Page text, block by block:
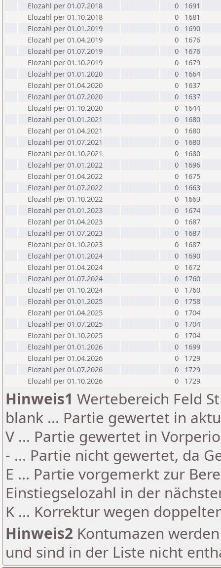
Elozahl per 01.07.2018
0
1691
Elozahl per 01.10.2018
0
1681
Elozahl per 01.01.2019
0
1690
Elozahl per 01.04.2019
0
1676
Elozahl per 01.07.2019
0
1676
Elozahl per 01.10.2019
0
1679
Elozahl per 01.01.2020
0
1664
Elozahl per 01.04.2020
0
1637
Elozahl per 01.07.2020
0
1637
Elozahl per 01.10.2020
0
1644
Elozahl per 01.01.2021
0
1680
Elozahl per 01.04.2021
0
1680
Elozahl per 01.07.2021
0
1680
Elozahl per 01.10.2021
0
1680
Elozahl per 01.01.2022
0
1696
Elozahl per 01.04.2022
0
1675
Elozahl per 01.07.2022
0
1663
Elozahl per 01.10.2022
0
1663
Elozahl per 01.01.2023
0
1674
Elozahl per 01.04.2023
0
1687
Elozahl per 01.07.2023
0
1687
Elozahl per 01.10.2023
0
1687
Elozahl per 01.01.2024
0
1690
Elozahl per 01.04.2024
0
1672
Elozahl per 01.07.2024
0
1760
Elozahl per 01.10.2024
0
1760
Elozahl per 01.01.2025
0
1758
Elozahl per 01.04.2025
0
1704
Elozahl per 01.07.2025
0
1704
Elozahl per 01.10.2025
0
1704
Elozahl per 01.01.2026
0
1699
Elozahl per 01.04.2026
0
1729
Elozahl per 01.07.2026
0
1729
Elozahl per 01.10.2026
0 1729
Hinweis1 Wertebereich Feld
blank ... Partie gewertet in
V ... Partie gewertet in
- ... Partie nicht gewertet, da
E ... Partie vorgemerkt zur
Einstiegselozahl in der
K ... Korrektur wegen
Hinweis2 Kontumazen
und sind in der Liste nicht